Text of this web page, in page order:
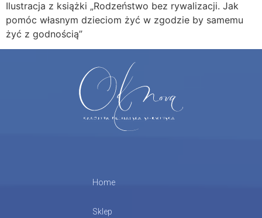
Ilustracja z książki „Rodzeństwo bez rywalizacji. Jak
pomóc własnym dzieciom żyć w zgodzie by samemu
żyć z godnością”
Home
Sklep